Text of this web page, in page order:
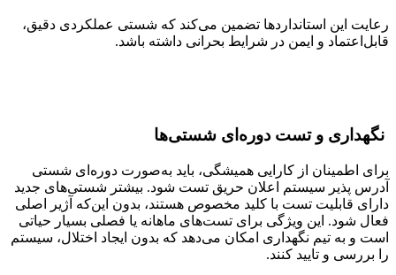
رعایت این استانداردها تضمین می‌کند که شستی عملکردی دقیق،
قابل‌اعتماد و ایمن در شرایط بحرانی داشته باشد.
نگهداری و تست دوره‌ای شستی‌ها
برای اطمینان از کارایی همیشگی، باید به‌صورت دوره‌ای شستی
آدرس پذیر سیستم اعلان حریق تست شود. بیشتر شستی‌های جدید
دارای قابلیت تست با کلید مخصوص هستند، بدون این‌که آژیر اصلی
فعال شود. این ویژگی برای تست‌های ماهانه یا فصلی بسیار حیاتی
است و به تیم نگهداری امکان می‌دهد که بدون ایجاد اختلال، سیستم
را بررسی و تایید کنند.